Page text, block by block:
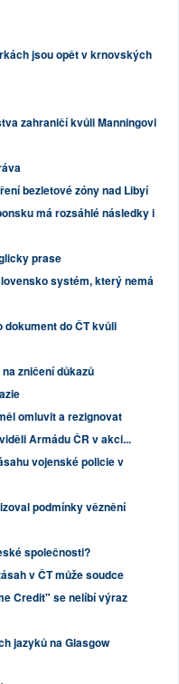
jsou opět v krnovských
zahraničí kvůli Manningovi
bezletové zóny nad Libyí
má rozsáhlé následky i
prase
systém, který nemá
dokument do ČT kvůli
zničení důkazů
omluvit a rezignovat
Armádu ČR v akci...
vojenské policie v
podmínky věznění
společnosti?
v ČT může soudce
Credit" se nelíbí výraz
jazyků na Glasgow